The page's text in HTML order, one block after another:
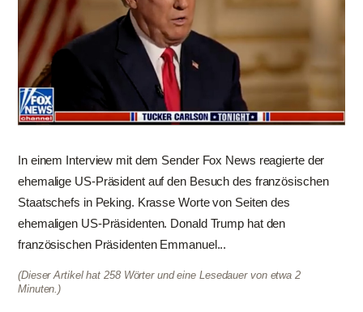
In einem Interview mit dem Sender Fox News reagierte der
ehemalige US-Präsident auf den Besuch des französischen
Staatschefs in Peking. Krasse Worte von Seiten des
ehemaligen US-Präsidenten. Donald Trump hat den
französischen Präsidenten Emmanuel...
(Dieser Artikel hat 258 Wörter und eine Lesedauer von etwa 2
Minuten.)